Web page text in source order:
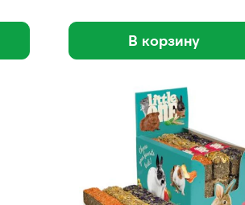
В корзину